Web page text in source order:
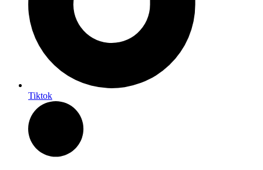
Tiktok